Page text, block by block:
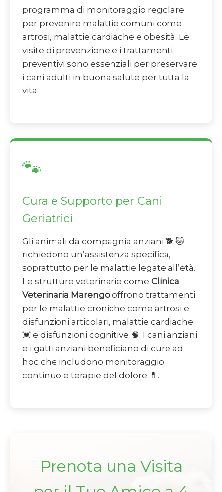
programma di monitoraggio regolare
per prevenire malattie comuni come
artrosi, malattie cardiache e obesità. Le
visite di prevenzione e i trattamenti
preventivi sono essenziali per preservare
i cani adulti in buona salute per tutta la
vita.
🐾
Cura e Supporto per Cani
Geriatrici
Gli animali da compagnia anziani 🐕 🐱
richiedono un’assistenza specifica,
soprattutto per le malattie legate all’età.
Le strutture veterinarie come Clinica
Veterinaria Marengo offrono trattamenti
per le malattie croniche come artrosi e
disfunzioni articolari, malattie cardiache
💓 e disfunzioni cognitive 🧠. I cani anziani
e i gatti anziani beneficiano di cure ad
hoc che includono monitoraggio
continuo e terapie del dolore 💊.
Prenota una Visita